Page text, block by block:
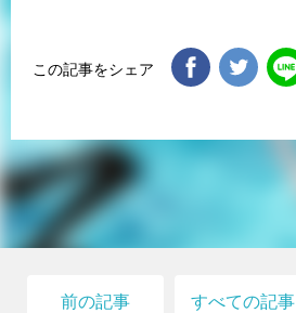
この記事をシェア
前の記事 すべての記事